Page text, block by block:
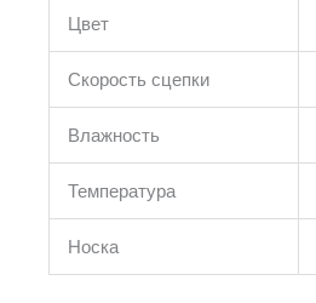
Цвет
Скорость сцепки
Влажность
Температура
Носка